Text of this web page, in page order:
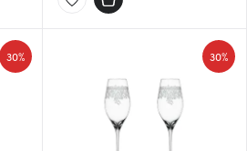
30% 30%